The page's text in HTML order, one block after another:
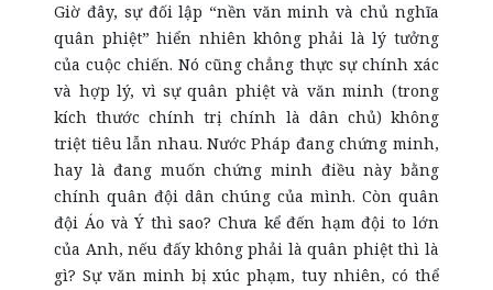
Giờ đây, sự đối lập “nền văn minh và chủ nghĩa
quân phiệt” hiển nhiên không phải là lý tưởng
của cuộc chiến. Nó cũng chẳng thực sự chính xác
và hợp lý, vì sự quân phiệt và văn minh (trong
kích thước chính trị chính là dân chủ) không
triệt tiêu lẫn nhau. Nước Pháp đang chứng minh,
hay là đang muốn chứng minh điều này bằng
chính quân đội dân chúng của mình. Còn quân
đội Áo và Ý thì sao? Chưa kể đến hạm đội to lớn
của Anh, nếu đấy không phải là quân phiệt thì là
gì? Sự văn minh bị xúc phạm, tuy nhiên, có thể